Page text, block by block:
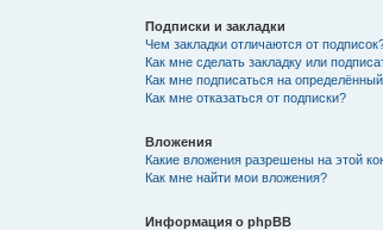
Подписки и закладки
Чем закладки отличаются от
Как мне сделать закладку или
Как мне подписаться на
Как мне отказаться от подписки?
Вложения
Какие вложения разрешены на этой
Как мне найти мои вложения?
Информация о phpBB